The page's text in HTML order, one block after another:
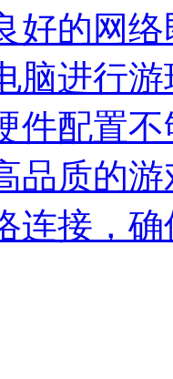
好的网
脑进行
件配置
品质的
连接，